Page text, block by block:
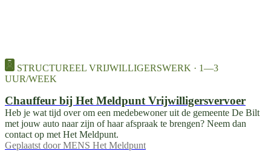
STRUCTUREEL VRIJWILLIGERSWERK · 1—3
UUR/WEEK
Chauffeur bij Het Meldpunt Vrijwilligersvervoer
Heb je wat tijd over om een medebewoner uit de gemeente De Bilt
met jouw auto naar zijn of haar afspraak te brengen? Neem dan
contact op met Het Meldpunt.
Geplaatst door MENS Het Meldpunt